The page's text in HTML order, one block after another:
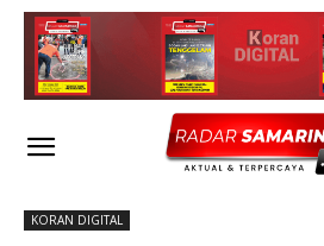
KORAN DIGITAL